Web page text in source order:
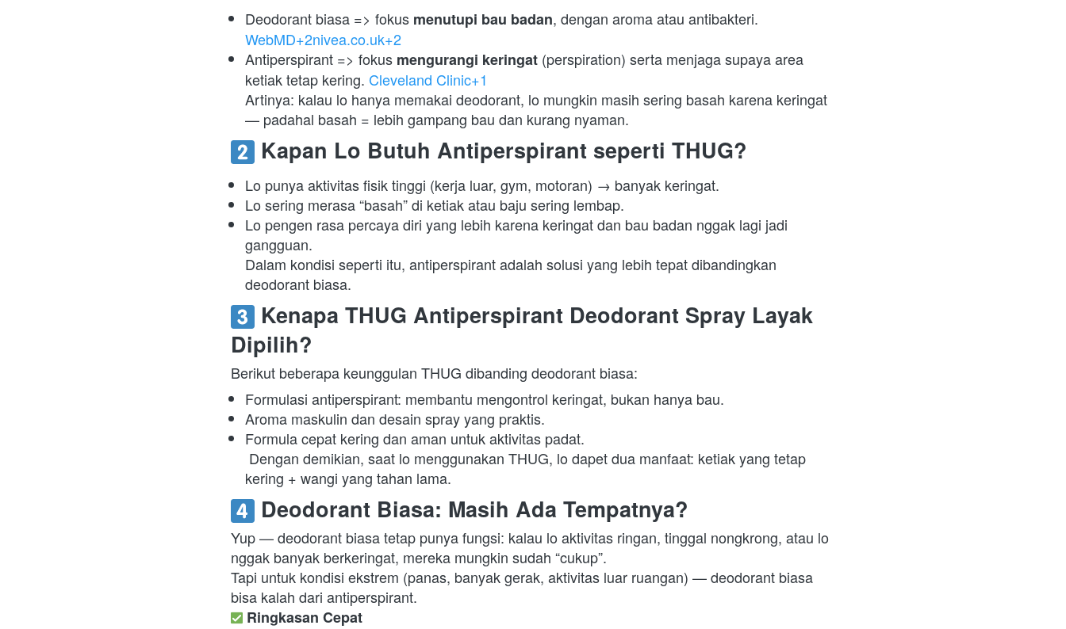
Deodorant biasa => fokus menutupi bau badan
WebMD+2nivea.co.uk+2
Antiperspirant => fokus mengurangi keringat (perspiration) serta menjaga supaya area
ketiak tetap kering. Cleveland Clinic+1
Artinya: kalau lo hanya memakai deodorant, lo mungkin masih sering basah karena keringat
— padahal basah = lebih gampang bau dan kurang nyaman.
Kapan Lo Butuh Antiperspirant seperti THUG?
Lo punya aktivitas fisik tinggi (kerja luar, gym, motoran) → banyak keringat.
Lo sering merasa “basah” di ketiak atau baju sering lembap.
Lo pengen rasa percaya diri yang lebih karena keringat dan bau badan nggak lagi jadi
gangguan.
Dalam kondisi seperti itu, antiperspirant adalah solusi yang lebih tepat dibandingkan
deodorant biasa.
Kenapa THUG Antiperspirant Deodorant Spray Layak
Dipilih?
Berikut beberapa keunggulan THUG dibanding deodorant biasa:
Formulasi antiperspirant: membantu mengontrol keringat, bukan hanya bau.
Aroma maskulin dan desain spray yang praktis.
Formula cepat kering dan aman untuk aktivitas padat.
kering + wangi yang tahan lama.
Deodorant Biasa: Masih Ada Tempatnya?
Yup — deodorant biasa tetap punya fungsi: kalau lo aktivitas ringan, tinggal nongkrong, atau lo
nggak banyak berkeringat, mereka mungkin sudah “cukup”.
Tapi untuk kondisi ekstrem (panas, banyak gerak, aktivitas luar ruangan) — deodorant biasa
bisa kalah dari antiperspirant.
Ringkasan Cepat